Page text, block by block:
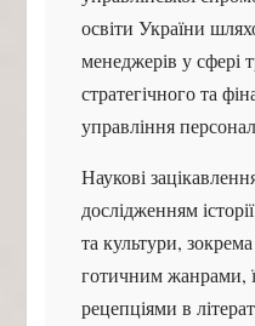
освіти України
менеджерів у сфері
стратегічного та
управління
Наукові
дослідженням
та культури,
готичним жанрами,
рецепціями в